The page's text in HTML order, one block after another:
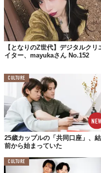
小さい頃から変わら
幼い頃から人
【となりのZ世代】デジタルクリ
イター、mayukaさん No.152
CULTURE
25歳カップルの「共同口座」、
前から始まっていた
CULTURE